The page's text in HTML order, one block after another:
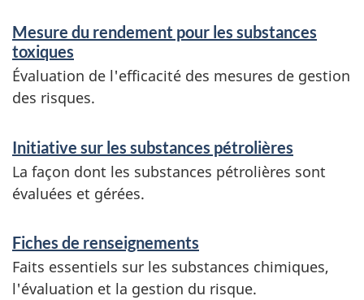
i
g
n
m
e
t
s
Mesure du rendement pour les substances
toxiques
Évaluation de l'efficacité des mesures de gestion
des risques.
Initiative sur les substances pétrolières
La façon dont les substances pétrolières sont
évaluées et gérées.
Fiches de renseignements
Faits essentiels sur les substances chimiques,
l'évaluation et la gestion du risque.